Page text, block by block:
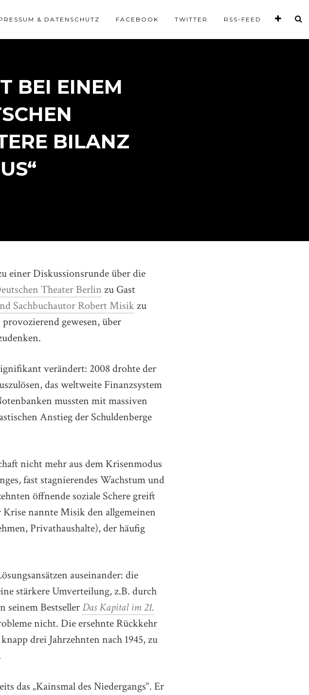
& DATENSCHUTZ FACEBOOK TWITTER RSS-FEED
BEI EINEM
BILANZ
einer Diskussionsrunde über die
Theater Berlin zu Gast
Sachbuchautor Robert Misikzu
gewesen, über
verändert: 2008 drohte der
das weltweite Finanzsystem
mussten mit massiven
Anstieg der Schuldenberge
nicht mehr aus dem Krisenmodus
fast stagnierendes Wachstum und
öffnende soziale Schere greift
nannte Misik den allgemeinen
Privathaushalte), der häufig
auseinander: die
stärkere Umverteilung, z.B. durch
seinem BestsellerDas Kapital im 21.
nicht. Die ersehnte Rückkehr
drei Jahrzehnten nach 1945, zu
das „Kainsmal des Niedergangs“. Er